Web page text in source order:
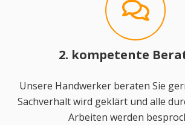
2. kompetente
Unsere Handwerker beraten Sie
Sachverhalt wird geklärt und alle
Arbeiten werden